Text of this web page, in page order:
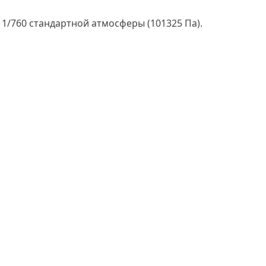
760 стандартной атмосферы (101325 Па).